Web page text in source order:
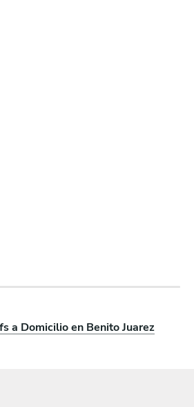
a Domicilio en Benito Juarez